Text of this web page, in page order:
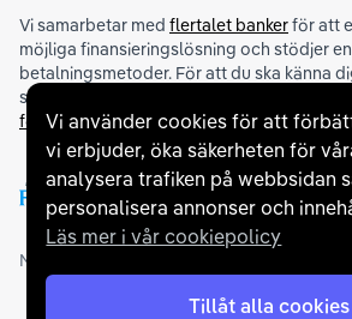
Vi använder cookies för att
vi erbjuder, öka säkerheten för
analysera trafiken på webbsidan
personalisera annonser och
Läs mer i vår cookiepolicy
Tillåt alla cookies
Vi samarbetar med flertalet bankerför att
möjliga finansieringslösning och stödjer
betalningsmetoder. För att du ska känna
samarbetar vi med Folksam och
försäkringar och garantier.
Medlemskap och utmärkelser